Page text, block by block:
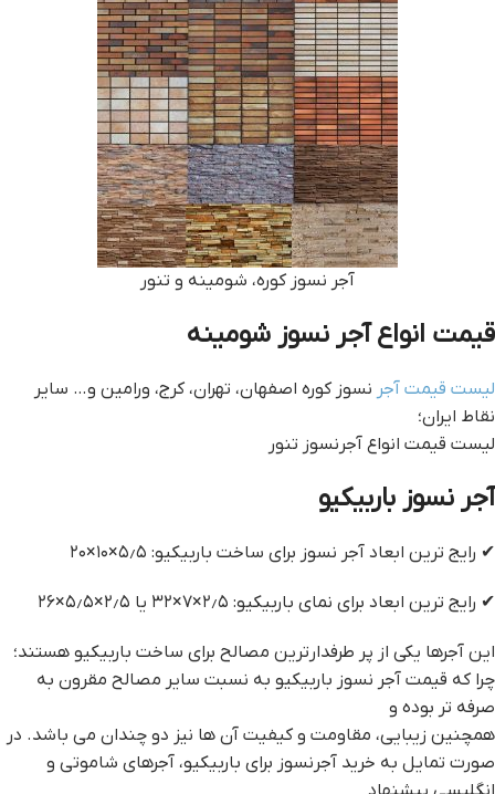
آجر نسوز کوره، شومینه و تنور
قیمت انواع آجر نسوز شومینه
لیست قیمت آجر نسوز کوره اصفهان، تهران، کرج، ورامین و… سایر
نقاط ایران؛
لیست قیمت انواع آجرنسوز تنور
آجر نسوز باربیکیو
✔ رایج ترین ابعاد آجر نسوز برای ساخت باربیکیو: ۵٫۵×۱۰×۲۰
✔ رایج ترین ابعاد برای نمای باربیکیو: ۲٫۵×۷×۳۲ یا ۲٫۵×۵٫۵×۲۶
این آجرها یکی از پر طرفدارترین مصالح برای ساخت باربیکیو هستند؛
چرا که قیمت آجر نسوز باربیکیو به نسبت سایر مصالح مقرون به
صرفه تر بوده و
همچنین زیبایی، مقاومت و کیفیت آن ها نیز دو چندان می باشد. در
صورت تمایل به خرید آجرنسوز برای باربیکیو، آجرهای شاموتی و